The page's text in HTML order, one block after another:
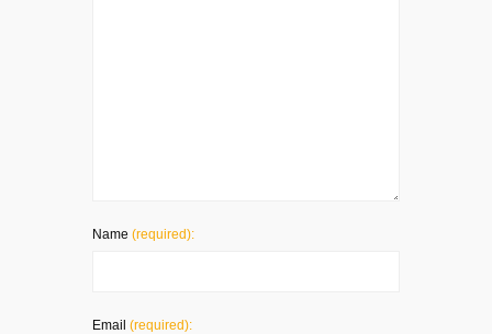
Name (required):
Email (required):